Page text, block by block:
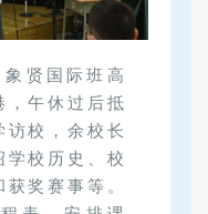
贤国际班高
，午休过后抵
访校，余校长
学校历史、校
奖赛事等。